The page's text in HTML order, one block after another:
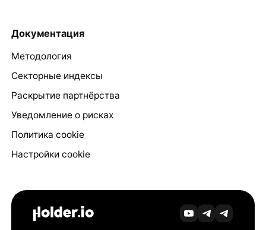
Документация
Методология
Секторные индексы
Раскрытие партнёрства
Уведомление о рисках
Политика cookie
Настройки cookie